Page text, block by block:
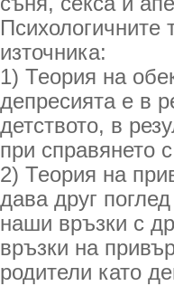
Психологичните
източника:
1) Теория на
депресията е в
детството, в
при справянето
2) Теория на
дава друг
наши връзки с
връзки на
родители като